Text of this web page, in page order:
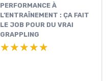
PERFORMANCE À
L’ENTRAÎNEMENT : ÇA FAIT
LE JOB POUR DU VRAI
GRAPPLING
★★★★★
★★★★★